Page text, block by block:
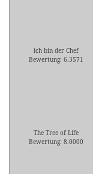
ich bin der Chef
Bewertung: 6.3571
The Tree of Life
Bewertung: 8.0000